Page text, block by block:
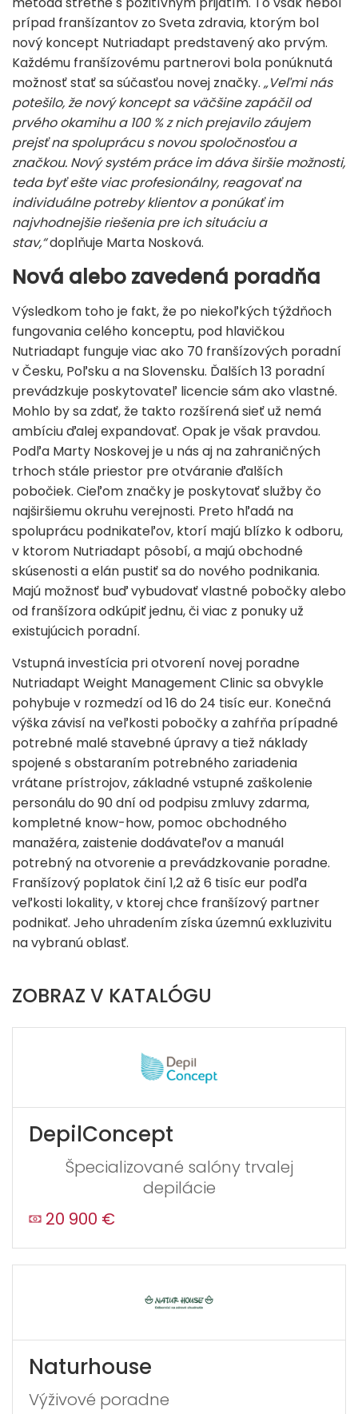
prípad franšízantov zo Sveta zdravia, ktorým bol
nový koncept Nutriadapt predstavený ako prvým.
Každému franšízovému partnerovi bola ponúknutá
možnosť stať sa súčasťou novej značky. „Veľmi nás
potešilo, že nový koncept sa väčšine zapáčil od
prvého okamihu a 100 % z nich prejavilo záujem
prejsť na spoluprácu s novou spoločnosťou a
značkou. Nový systém práce im dáva širšie možnosti,
teda byť ešte viac profesionálny, reagovať na
individuálne potreby klientov a ponúkať im
najvhodnejšie riešenia pre ich situáciu a
stav,“doplňuje Marta Nosková.
Nová alebo zavedená poradňa
Výsledkom toho je fakt, že po niekoľkých týždňoch
fungovania celého konceptu, pod hlavičkou
Nutriadapt funguje viac ako 70 franšízových poradní
v Česku, Poľsku a na Slovensku. Ďalších 13 poradní
prevádzkuje poskytovateľ licencie sám ako vlastné.
Mohlo by sa zdať, že takto rozšírená sieť už nemá
ambíciu ďalej expandovať. Opak je však pravdou.
Podľa Marty Noskovej je u nás aj na zahraničných
trhoch stále priestor pre otváranie ďalších
pobočiek. Cieľom značky je poskytovať služby čo
najširšiemu okruhu verejnosti. Preto hľadá na
spoluprácu podnikateľov, ktorí majú blízko k odboru,
v ktorom Nutriadapt pôsobí, a majú obchodné
skúsenosti a elán pustiť sa do nového podnikania.
Majú možnosť buď vybudovať vlastné pobočky alebo
od franšízora odkúpiť jednu, či viac z ponuky už
existujúcich poradní.
Vstupná investícia pri otvorení novej poradne
Nutriadapt Weight Management Clinic sa obvykle
pohybuje v rozmedzí od 16 do 24 tisíc eur. Konečná
výška závisí na veľkosti pobočky a zahŕňa prípadné
potrebné malé stavebné úpravy a tiež náklady
spojené s obstaraním potrebného zariadenia
vrátane prístrojov, základné vstupné zaškolenie
personálu do 90 dní od podpisu zmluvy zdarma,
kompletné know-how, pomoc obchodného
manažéra, zaistenie dodávateľov a manuál
potrebný na otvorenie a prevádzkovanie poradne.
Franšízový poplatok činí 1,2 až 6 tisíc eur podľa
veľkosti lokality, v ktorej chce franšízový partner
podnikať. Jeho uhradením získa územnú exkluzivitu
na vybranú oblasť.
ZOBRAZ V KATALÓGU
DepilConcept
Špecializované salóny trvalej
depilácie
20 900 €
Naturhouse
Výživové poradne